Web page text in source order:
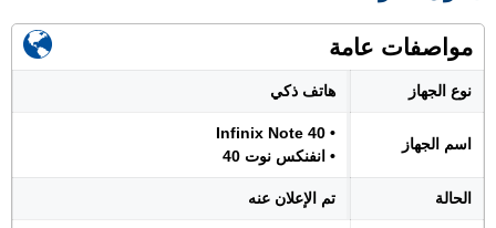
مواصفات عامة
نوع الجهاز هاتف ذكي
اسم الجهاز
• Infinix Note 40
• انفنكس نوت 40
الحالة تم الإعلان عنه